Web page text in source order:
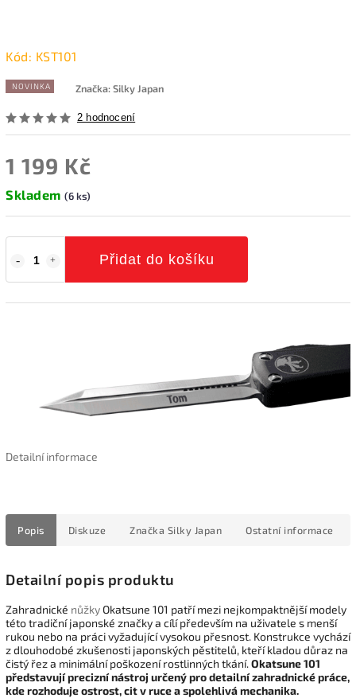
Kód: KST101
NOVINKA
2 hodnocení
Značka:Silky Japan
1 199 Kč
Skladem (6 ks)
Přidat do košíku
Detailní informace
Popis Diskuze Značka Silky Japan Ostatní informace
Detailní popis produktu
Zahradnické nůžkyOkatsune 101 patří mezi nejkompaktnější modely
této tradiční japonské značky a cílí především na uživatele s menší
rukou nebo na práci vyžadující vysokou přesnost. Konstrukce vychází
z dlouhodobé zkušenosti japonských pěstitelů, kteří kladou důraz na
čistý řez a minimální poškození rostlinných tkání.Okatsune 101
představují precizní nástroj určený pro detailní zahradnické práce,
kde rozhoduje ostrost, cit v ruce a spolehlivá mechanika.